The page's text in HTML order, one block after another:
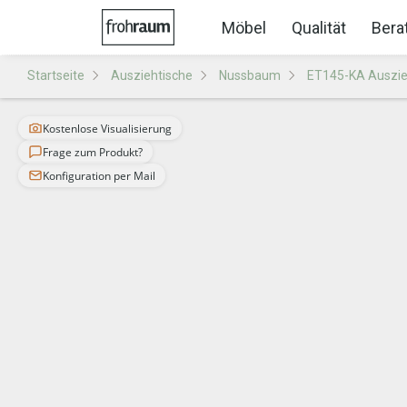
Möbel Qualität
Startseite Ausziehtische Nussbaum ET145-KA
Kostenlose Visualisierung
Frage zum Produkt?
Konfiguration per Mail